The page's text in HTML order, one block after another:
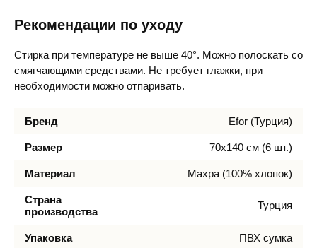
Рекомендации по уходу
Стирка при температуре не выше 40°. Можно полоскать со
смягчающими средствами. Не требует глажки, при
необходимости можно отпаривать.
Бренд Efor (Турция)
Размер 70х140 см (6 шт.)
Материал Махра (100% хлопок)
Страна
производства
Турция
Упаковка ПВХ сумка